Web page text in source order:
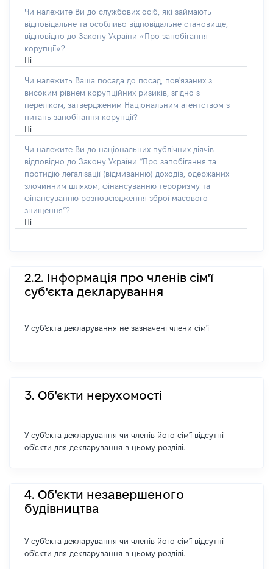
Чи належите Ви до службових осіб, які займають
відповідальне та особливо відповідальне становище,
відповідно до Закону України «Про запобігання
корупції»?
Ні
Чи належить Ваша посада до посад, пов'язаних з
високим рівнем корупційних ризиків, згідно з
переліком, затвердженим Національним агентством з
питань запобігання корупції?
Ні
Чи належите Ви до національних публічних діячів
відповідно до Закону України “Про запобігання та
протидію легалізації (відмиванню) доходів, одержаних
злочинним шляхом, фінансуванню тероризму та
фінансуванню розповсюдження зброї масового
знищення”?
Ні
2.2. Інформація про членів сім'ї
суб'єкта декларування
У суб'єкта декларування не зазначені члени сім'ї
3. Об'єкти нерухомості
У суб'єкта декларування чи членів його сім'ї відсутні
об'єкти для декларування в цьому розділі.
4. Об'єкти незавершеного
будівництва
У суб'єкта декларування чи членів його сім'ї відсутні
об'єкти для декларування в цьому розділі.